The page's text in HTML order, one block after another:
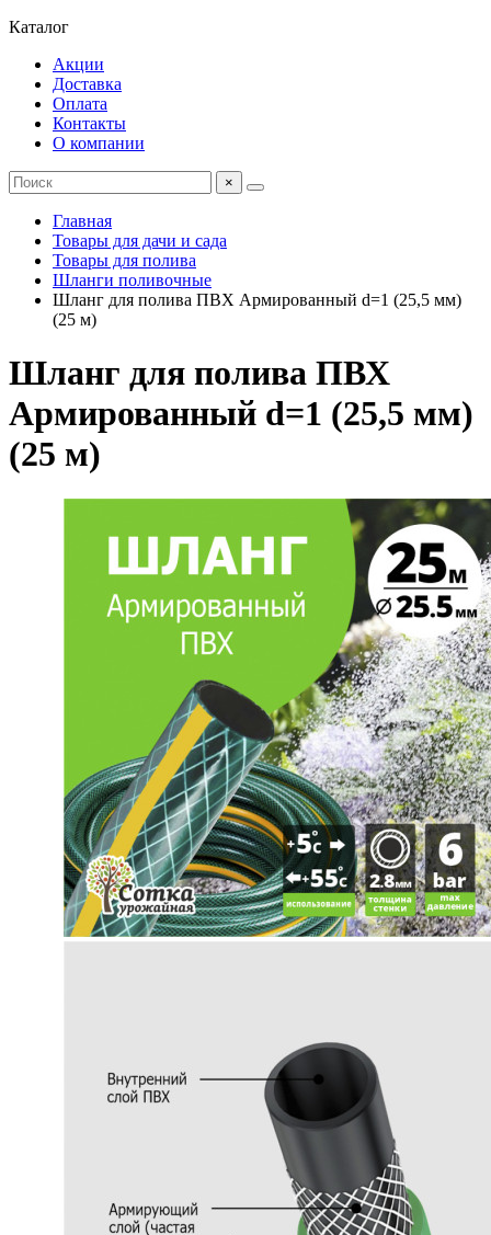
Каталог
Акции
Доставка
Оплата
Контакты
О компании
×
Главная
Товары для дачи и сада
Товары для полива
Шланги поливочные
Шланг для полива ПВХ Армированный d=1 (25,5 мм)
(25 м)
Шланг для полива ПВХ
Армированный d=1 (25,5 мм)
(25 м)